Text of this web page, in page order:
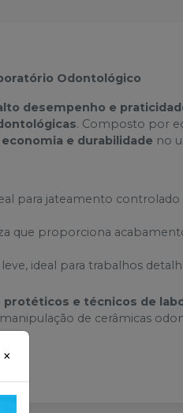
Odontológico
desempenho e
. Composto por
e durabilidade no
para jateamento
que proporciona
ideal para trabalhos
protéticos e técnicos de
de cerâmicas
×